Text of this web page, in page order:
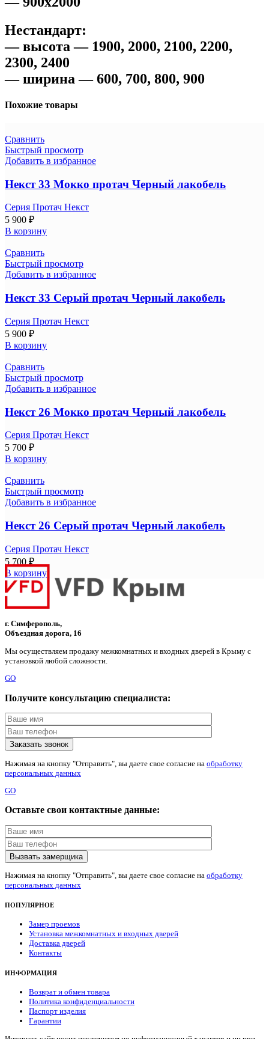
Нестандарт:
— высота — 1900, 2000, 2100, 2200,
2300, 2400
— ширина — 600, 700, 800, 900
Похожие товары
Сравнить
Быстрый просмотр
Добавить в избранное
Некст 33 Мокко протач Черный лакобель
Серия Протач Некст
5 900 ₽
В корзину
Сравнить
Быстрый просмотр
Добавить в избранное
Некст 33 Серый протач Черный лакобель
Серия Протач Некст
5 900 ₽
В корзину
Сравнить
Быстрый просмотр
Добавить в избранное
Некст 26 Мокко протач Черный лакобель
Серия Протач Некст
5 700 ₽
В корзину
Сравнить
Быстрый просмотр
Добавить в избранное
Некст 26 Серый протач Черный лакобель
Серия Протач Некст
5 700 ₽
В корзину
г. Симферополь,
Объездная дорога, 16
Мы осуществляем продажу межкомнатных и входных дверей в Крыму с
установкой любой сложности.
GO
Получите консультацию специалиста:
Нажимая на кнопку "Отправить", вы даете свое согласие на обработку
персональных данных
GO
Оставьте свои контактные данные:
Нажимая на кнопку "Отправить", вы даете свое согласие на обработку
персональных данных
ПОПУЛЯРНОЕ
Замер проемов
Установка межкомнатных и входных дверей
Доставка дверей
Контакты
ИНФОРМАЦИЯ
Возврат и обмен товара
Политика конфиденциальности
Паспорт изделия
Гарантии